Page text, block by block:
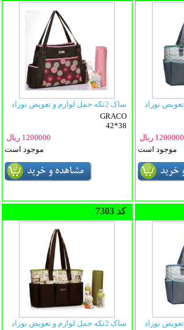
ساک 2تکه حمل لوازم و تعویض نوزاد
GRACO
42*38
1200000 ریال
موجود است
1200000 ریال
موجود است
7303 کد
ساک 2تکه حمل لوازم و تعویض نوزاد